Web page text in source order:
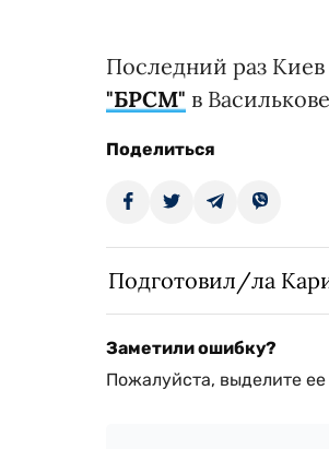
Последний раз
"БРСМ" в
Поделиться
Подготовил/ла
Заметили ошибку?
Пожалуйста, выделите